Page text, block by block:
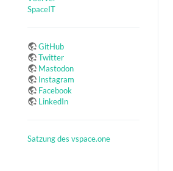
SpaceIT
GitHub
Twitter
Mastodon
Instagram
Facebook
LinkedIn
Satzung des vspace.one